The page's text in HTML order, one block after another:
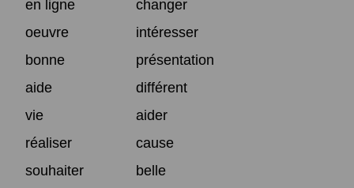
en ligne
changer
oeuvre
intéresser
bonne
présentation
aide
différent
vie
aider
réaliser
cause
souhaiter
belle